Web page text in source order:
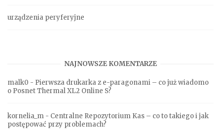
urządzenia peryferyjne
NAJNOWSZE KOMENTARZE
malk0 - Pierwsza drukarka z e-paragonami – co już wiadomo
o Posnet Thermal XL2 Online S?
kornelia_m - Centralne Repozytorium Kas – co to takiego i jak
postępować przy problemach?